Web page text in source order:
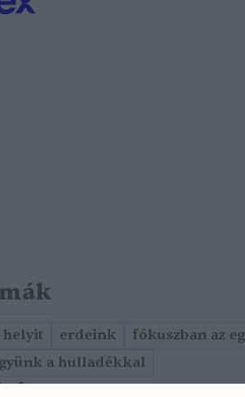
helyit erdeink fókuszban az
a hulladékkal